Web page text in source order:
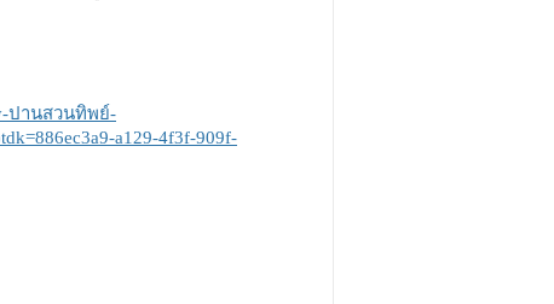
ปานสวนทิพย์-
a129-4f3f-909f-